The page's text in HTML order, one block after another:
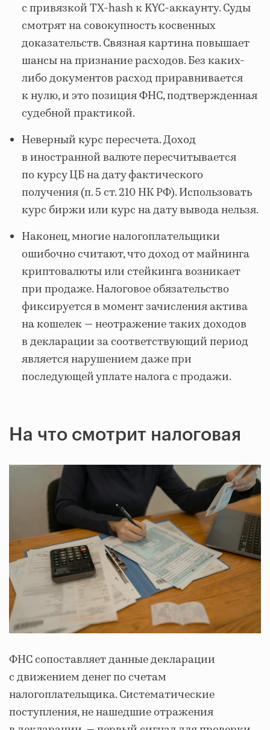
с привязкой TX-hash к KYC-аккаунту. Суды
смотрят на совокупность косвенных
доказательств. Связная картина повышает
шансы на признание расходов. Без каких-
либо документов расход приравнивается
к нулю, и это позиция ФНС, подтвержденная
судебной практикой.
Неверный курс пересчета. Доход
в иностранной валюте пересчитывается
по курсу ЦБ на дату фактического
получения (п. 5 ст. 210 НК РФ). Использовать
курс биржи или курс на дату вывода нельзя.
Наконец, многие налогоплательщики
ошибочно считают, что доход от майнинга
криптовалюты или стейкинга возникает
при продаже. Налоговое обязательство
фиксируется в момент зачисления актива
на кошелек — неотражение таких доходов
в декларации за соответствующий период
является нарушением даже при
последующей уплате налога с продажи.
На что смотрит налоговая
ФНС сопоставляет данные декларации
с движением денег по счетам
налогоплательщика. Систематические
поступления, не нашедшие отражения